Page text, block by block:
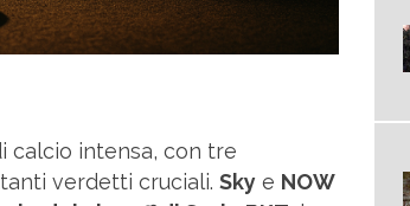
calcio intensa, con tre
verdetti cruciali. Sky e NOW